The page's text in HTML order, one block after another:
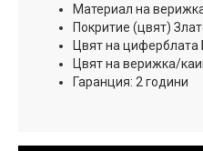
Материал на
Покритие (цвят)
Цвят на циферблата
Цвят на верижка/
Гаранция: 2 години